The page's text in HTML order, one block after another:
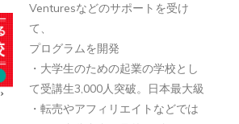
大
の
起
Venturesなどのサポートを受け
て、
プログラムを開発
・大学生のための起業の学校とし
て受講生3,000人突破。日本最大級
・転売やアフィリエイトなどでは